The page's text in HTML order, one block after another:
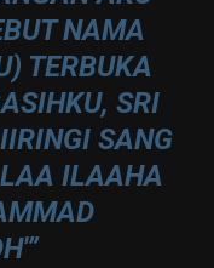
NAMA
TERBUKA
SRI
SANG
ILAAHA